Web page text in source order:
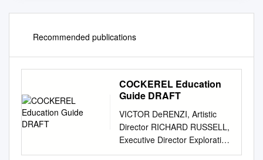
Recommended publications
COCKEREL Education
Guide DRAFT
VICTOR DeRENZI, Artistic
Director RICHARD RUSSELL,
Executive Director Exploration
in Opera Teacher Resource